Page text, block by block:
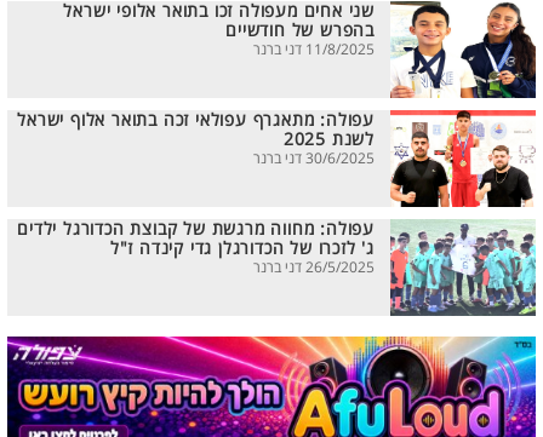
שני אחים מעפולה זכו בתואר אלופי ישראל
בהפרש של חודשיים
11/8/2025 דני ברנר
עפולה: מתאגרף עפולאי זכה בתואר אלוף ישראל
לשנת 2025
30/6/2025 דני ברנר
עפולה: מחווה מרגשת של קבוצת הכדורגל ילדים
ג' לזכרו של הכדורגלן גדי קינדה ז"ל
26/5/2025 דני ברנר